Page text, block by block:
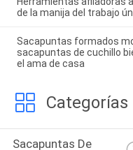
de la manija del trabajo
Sacapuntas formados
sacapuntas de cuchillo
el ama de casa
Sacapuntas De